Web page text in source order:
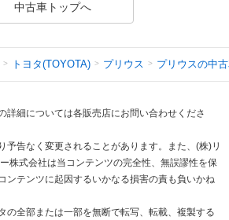
中古車トップへ
トヨタ(TOYOTA) プリウス プリウスの中
細については各販売店にお問い合わせくださ
告なく変更されることがあります。また、(株)リ
株式会社は当コンテンツの完全性、無誤謬性を保
ンテンツに起因するいかなる損害の責も負いかね
の全部または一部を無断で転写、転載、複製する